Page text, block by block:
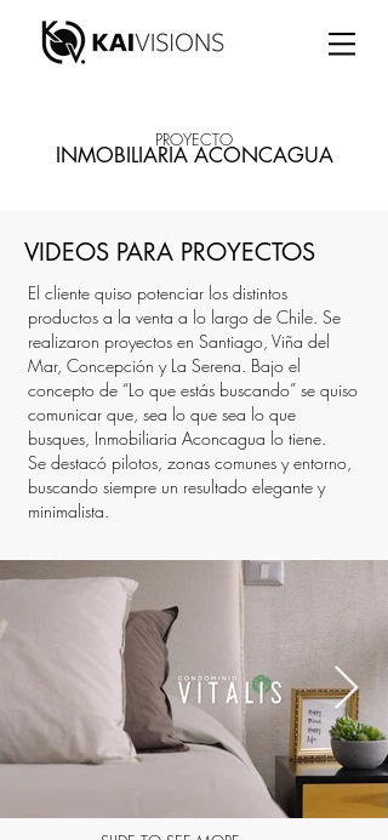
PROYECTO
INMOBILIARIA ACONCAGUA
VIDEOS PARA PROYECTOS
El cliente quiso potenciar los distintos
productos a la venta a lo largo de Chile. Se
realizaron proyectos en Santiago, Viña del
Mar, Concepción y La Serena. Bajo el
concepto de “Lo que estás buscando” se quiso
comunicar que, sea lo que sea lo que
busques, Inmobiliaria Aconcagua lo tiene.
Se destacó pilotos, zonas comunes y entorno,
buscando siempre un resultado elegante y
minimalista.